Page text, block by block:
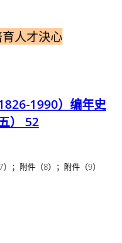
人才決心
1990）编年史
） 52
；附件（8）；附件（9）